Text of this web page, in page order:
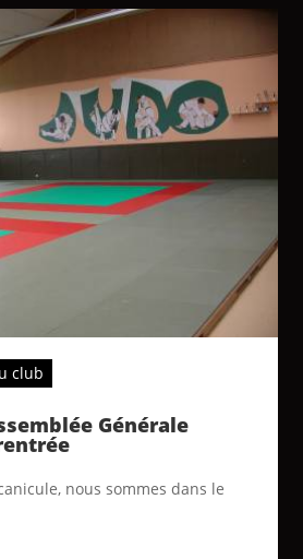
club
Générale
nous sommes dans le